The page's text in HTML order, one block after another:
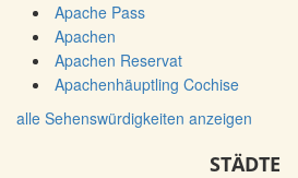
Apache Pass
Apachen
Apachen Reservat
Apachenhäuptling Cochise
alle Sehenswürdigkeiten anzeigen
STÄDTE